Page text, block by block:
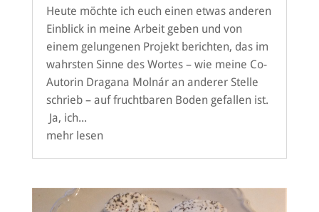
Heute möchte ich euch einen etwas anderen
Einblick in meine Arbeit geben und von
einem gelungenen Projekt berichten, das im
wahrsten Sinne des Wortes – wie meine Co-
Autorin Dragana Molnár an anderer Stelle
schrieb – auf fruchtbaren Boden gefallen ist.
Ja, ich...
mehr lesen